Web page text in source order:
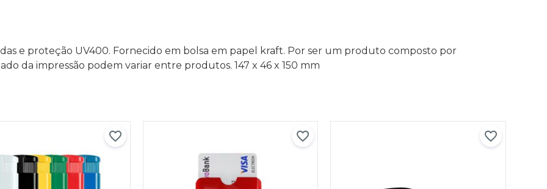
e proteção UV400. Fornecido em bolsa em papel kraft. Por ser um produto composto por
da impressão podem variar entre produtos. 147 x 46 x 150 mm